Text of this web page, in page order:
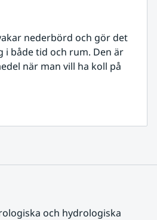
nederbörd och gör det
i både tid och rum. Den är
när man vill ha koll på
och hydrologiska